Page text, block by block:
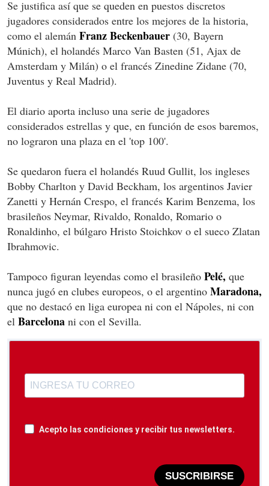
Se justifica así que se queden en puestos discretos
jugadores considerados entre los mejores de la historia,
como el alemán Franz Beckenbauer (30, Bayern
Múnich), el holandés Marco Van Basten (51, Ajax de
Amsterdam y Milán) o el francés Zinedine Zidane (70,
Juventus y Real Madrid).
El diario aporta incluso una serie de jugadores
considerados estrellas y que, en función de esos baremos,
no lograron una plaza en el 'top 100'.
Se quedaron fuera el holandés Ruud Gullit, los ingleses
Bobby Charlton y David Beckham, los argentinos Javier
Zanetti y Hernán Crespo, el francés Karim Benzema, los
brasileños Neymar, Rivaldo, Ronaldo, Romario o
Ronaldinho, el búlgaro Hristo Stoichkov o el sueco Zlatan
Ibrahmovic.
Tampoco figuran leyendas como el brasileño Pelé, que
nunca jugó en clubes europeos, o el argentino Maradona,
que no destacó en liga europea ni con el Nápoles, ni con
el Barcelona ni con el Sevilla.
Acepto las condiciones y recibir tus newsletters.
SUSCRIBIRSE